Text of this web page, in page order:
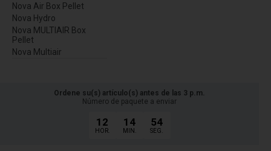
Nova Air Box Pellet
Nova Hydro
Nova MULTIAIR Box
Pellet
Nova Multiair
Ordene su(s) artículo(s) antes de las 3 p.m.
Número de paquete a enviar
12
HOR.
14
MIN.
53
SEG.